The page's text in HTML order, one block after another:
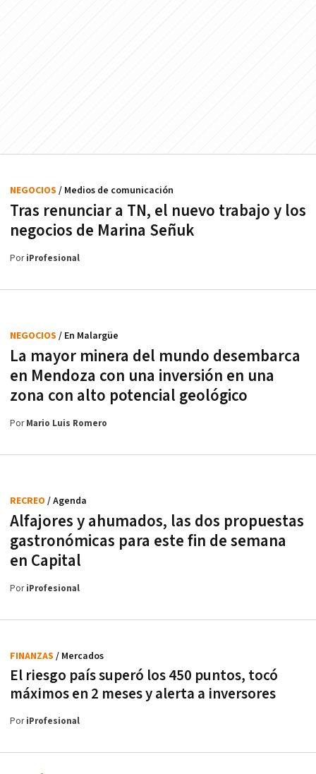
Tras renunciar a TN, el nuevo trabajo y los
negocios de Marina Señuk
NEGOCIOS / Medios de comunicación
PoriProfesional
La mayor minera del mundo desembarca
en Mendoza con una inversión en una
zona con alto potencial geológico
NEGOCIOS / En Malargüe
PorMario Luis Romero
Alfajores y ahumados, las dos propuestas
gastronómicas para este fin de semana
en Capital
RECREO / Agenda
PoriProfesional
El riesgo país superó los 450 puntos, tocó
máximos en 2 meses y alerta a inversores
FINANZAS / Mercados
PoriProfesional